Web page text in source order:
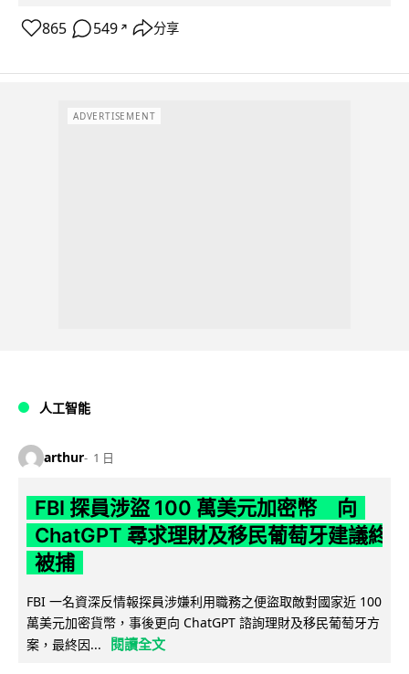
865 549 ↗ 分享
ADVERTISEMENT
人工智能
arthur 1 日
FBI 探員涉盜 100 萬美元加密幣 向
ChatGPT 尋求理財及移民葡萄牙建議終
被捕
FBI 一名資深反情報探員涉嫌利用職務之便盜取敵對國家近 100
萬美元加密貨幣，事後更向 ChatGPT 諮詢理財及移民葡萄牙方
案，最終因...
閱讀全文